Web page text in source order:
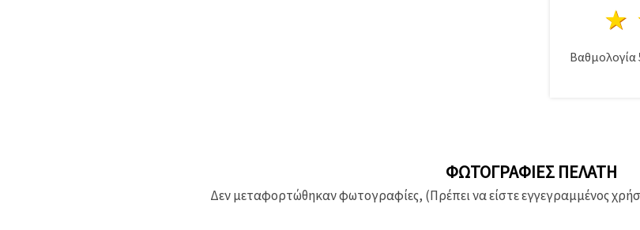
Βαθμολογία
ΦΩΤΟΓΡΑΦΊΕΣ ΠΕΛΆΤΗ
Δεν μεταφορτώθηκαν φωτογραφίες, (Πρέπει να είστε εγγεγραμμένος